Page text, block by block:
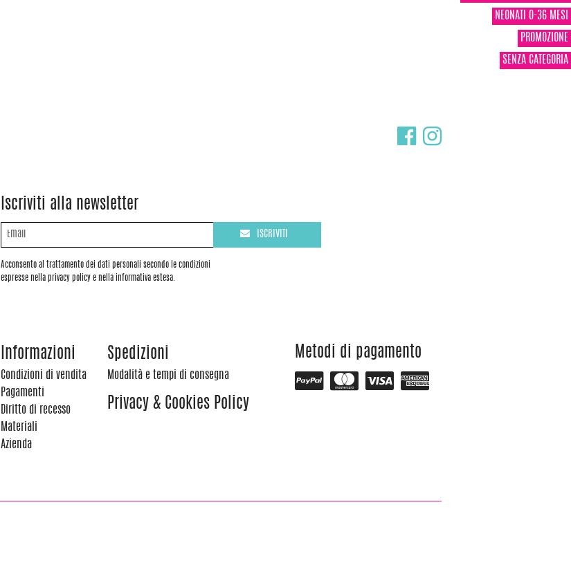
NEONATI 0-36 MESI
PROMOZIONE
SENZA CATEGORIA
Iscriviti alla newsletter
Acconsento al trattamento dei dati personali secondo le condizioni
espresse nella privacy policy e nella informativa estesa.
ISCRIVITI
Informazioni
Condizioni di vendita
Pagamenti
Diritto di recesso
Materiali
Azienda
Spedizioni
Modalità e tempi di consegna
Privacy & Cookies Policy
Metodi di pagamento